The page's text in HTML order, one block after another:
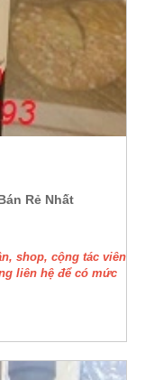
Rẻ Nhất
shop, cộng tác viên
liên hệ để có mức